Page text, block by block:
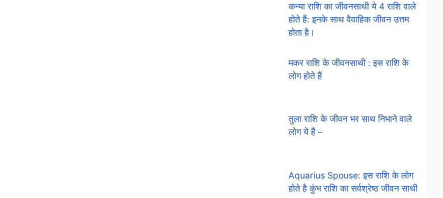
कन्या राशि का जीवनसाथी ये 4 राशि वाले
होते हैं: इनके साथ वैवाहिक जीवन उत्तम
होता है।
मकर राशि के जीवनसाथी : इस राशि के
लोग होते हैं
तुला राशि के जीवन भर साथ निभाने वाले
लोग ये हैं –
Aquarius Spouse: इस राशि के लोग
होते है कुंभ राशि का सर्वश्रेष्ठ जीवन साथी